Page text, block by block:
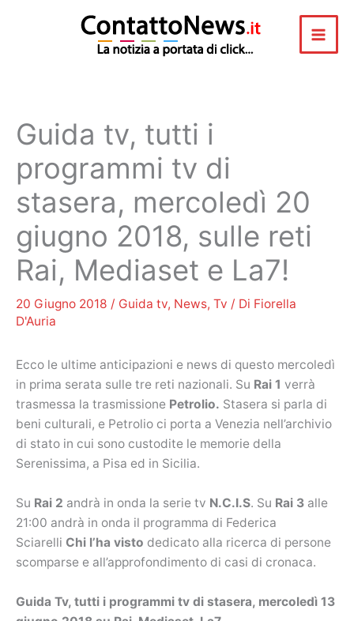
Guida tv, tutti i
programmi tv di
stasera, mercoledì 20
giugno 2018, sulle reti
Rai, Mediaset e La7!
20 Giugno 2018 / Guida tv, News, Tv / Di Fiorella
D'Auria
Ecco le ultime anticipazioni e news di questo mercoledì
in prima serata sulle tre reti nazionali. Su Rai 1 verrà
trasmessa la trasmissione Petrolio. Stasera si parla di
beni culturali, e Petrolio ci porta a Venezia nell’archivio
di stato in cui sono custodite le memorie della
Serenissima, a Pisa ed in Sicilia.
Su Rai 2 andrà in onda la serie tv N.C.I.S. Su Rai 3 alle
21:00 andrà in onda il programma di Federica
Sciarelli Chi l’ha visto dedicato alla ricerca di persone
scomparse e all’approfondimento di casi di cronaca.
Guida Tv, tutti i programmi tv di stasera, mercoledì 13